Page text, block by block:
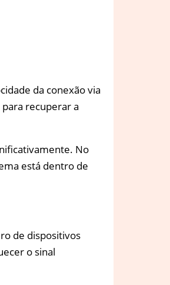
da conexão via
recuperar a
No
está dentro de
de dispositivos
o sinal